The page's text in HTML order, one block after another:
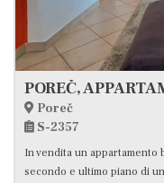
Poreč
S-2357
In vendita un appartamento
secondo e ultimo piano di